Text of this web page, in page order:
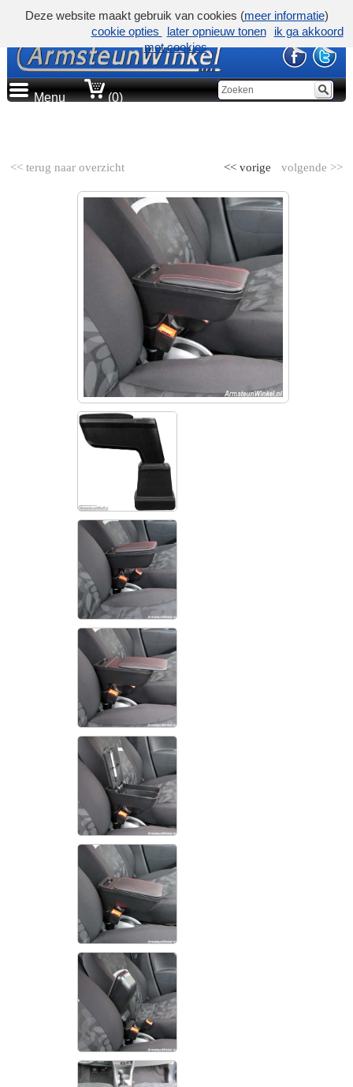
Menu (0)
<< terug naar overzicht volgende >>
<< vorige
Deze website maakt gebruik van cookies (meer informatie)
cookie opties
later opnieuw tonen
ik ga akkoord
met cookies